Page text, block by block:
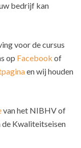
bedrijf kan
voor de cursus
op Facebook of
en wij houden
van het NIBHV of
de Kwaliteitseisen